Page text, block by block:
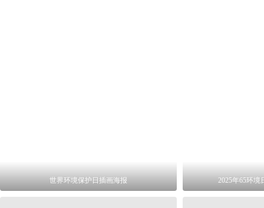
世界环境保护日插画海报 2025年65环